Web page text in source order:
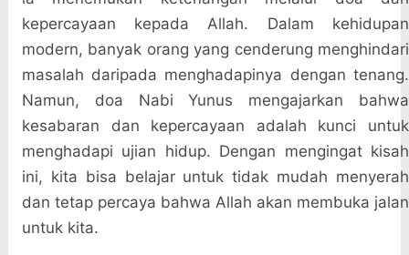
kepercayaan kepada Allah. Dalam kehidupan
modern, banyak orang yang cenderung menghindari
masalah daripada menghadapinya dengan tenang.
Namun, doa Nabi Yunus mengajarkan bahwa
kesabaran dan kepercayaan adalah kunci untuk
menghadapi ujian hidup. Dengan mengingat kisah
ini, kita bisa belajar untuk tidak mudah menyerah
dan tetap percaya bahwa Allah akan membuka jalan
untuk kita.